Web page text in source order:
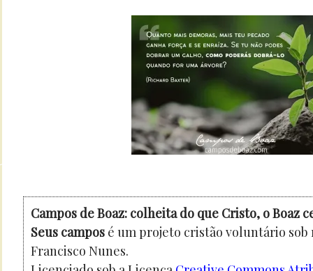
Campos de Boaz: colheita do que Cristo, o Boaz
Seus camposé um projeto cristão voluntário sob
Francisco Nunes.